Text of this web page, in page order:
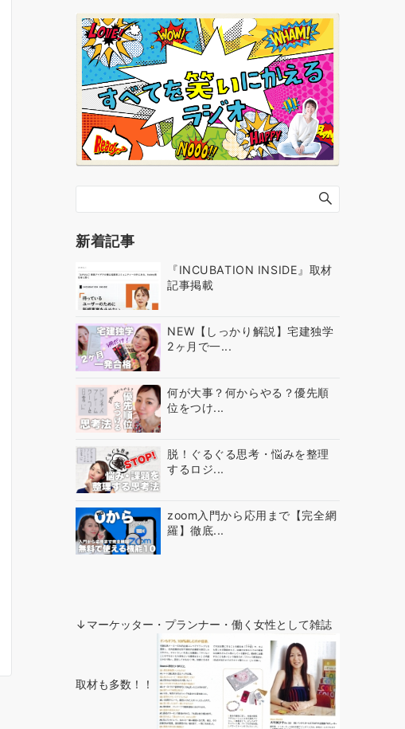
新着記事
『INCUBATION INSIDE』取材
記事掲載
NEW【しっかり解説】宅建独学
2ヶ月で一...
何が大事？何からやる？優先順
位をつけ...
脱！ぐるぐる思考・悩みを整理
するロジ...
zoom入門から応用まで【完全網
羅】徹底...
↓マーケッター・プランナー・働く女性として雑誌
取材も多数！！